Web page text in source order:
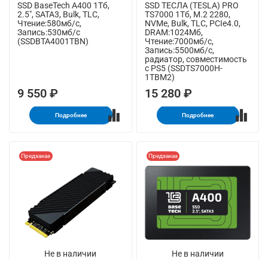
SSD BaseTech A400 1Тб,
2.5", SATA3, Bulk, TLC,
Чтение:580мб/с,
Запись:530мб/с
(SSDBTA4001TBN)
9 550 ₽
Подробнее
SSD ТЕСЛА (TESLA) PRO
TS7000 1Тб, M.2 2280,
NVMe, Bulk, TLC, PCIe4.0,
DRAM:1024Мб,
Чтение:7000мб/с,
Запись:5500мб/с,
радиатор, совместимость
с PS5 (SSDTS7000H-
1TBM2)
15 280 ₽
Подробнее
Не в наличии
Предзаказ
Не в наличии
Предзаказ